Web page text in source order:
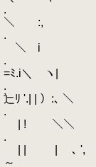
. / /
＼ :,
. , / i
＼ i
. | .,
=ﾐ.i＼ ヽ|
. | |
辷ﾘ '.| | ）:､ ＼
. |
| ! ＼＼
. |
| | | ､ ', ～
～